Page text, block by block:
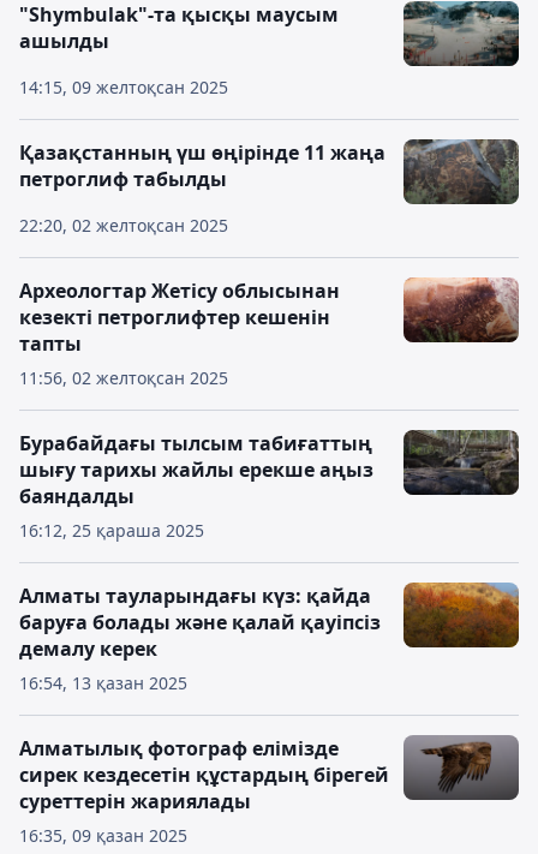
14:15, 09 желтоқсан 2025
"Shymbulak"-та қысқы маусым
ашылды
22:20, 02 желтоқсан 2025
Қазақстанның үш өңірінде 11 жаңа
петроглиф табылды
11:56, 02 желтоқсан 2025
Археологтар Жетісу облысынан
кезекті петроглифтер кешенін
тапты
16:12, 25 қараша 2025
Бурабайдағы тылсым табиғаттың
шығу тарихы жайлы ерекше аңыз
баяндалды
16:54, 13 қазан 2025
Алматы тауларындағы күз: қайда
баруға болады және қалай қауіпсіз
демалу керек
16:35, 09 қазан 2025
Алматылық фотограф елімізде
сирек кездесетін құстардың бірегей
суреттерін жариялады